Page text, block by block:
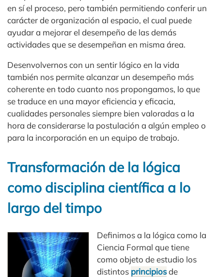
en sí el proceso, pero también permitiendo conferir un
carácter de organización al espacio, el cual puede
ayudar a mejorar el desempeño de las demás
actividades que se desempeñan en misma área.
Desenvolvernos con un sentir lógico en la vida
también nos permite alcanzar un desempeño más
coherente en todo cuanto nos propongamos, lo que
se traduce en una mayor eficiencia y eficacia,
cualidades personales siempre bien valoradas a la
hora de considerarse la postulación a algún empleo o
para la incorporación en un equipo de trabajo.
Transformación de la lógica
como disciplina científica a lo
largo del timpo
Definimos a la lógica como la
Ciencia Formal que tiene
como objeto de estudio los
distintos principiosde